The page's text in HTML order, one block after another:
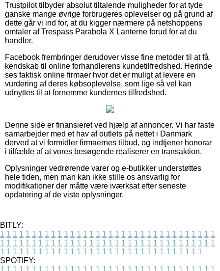
Trustpilot tilbyder absolut tiltalende muligheder for at tyde
ganske mange øvrige forbrugeres oplevelser og på grund af
dette går vi ind for, at du kigger nærmere på netshoppens
omtaler af Trespass Parabola X Lanterne forud for at du
handler.
Facebook frembringer derudover visse fine metoder til at få
kendskab til online forhandlerens kundetilfredshed. Herinde
ses faktisk online firmaer hvor det er muligt at levere en
vurdering af deres købsoplevelse, som lige så vel kan
udnyttes til at fornemme kundernes tilfredshed.
Denne side er finansieret ved hjælp af annoncer. Vi har faste
samarbejder med et hav af outlets på nettet i Danmark
derved at vi formidler firmaernes tilbud, og indtjener honorar
i tilfælde af at vores besøgende realiserer en transaktion.
Oplysninger vedrørende varer og e-butikker understøttes
hele tiden, men man kan ikke stille os ansvarlig for
modifikationer der måtte være iværksat efter seneste
opdatering af de viste oplysninger.
BITLY:
1 1 1 1 1 1 1 1 1 1 1 1 1 1 1 1 1 1 1 1 1 1 1 1 1 1 1 1 1 1 1 1 1 1
1 1 1 1 1 1 1 1 1 1 1 1 1 1 1 1 1 1 1 1 1 1 1 1 1 1 1 1 1 1 1 1 1 1
1 1 1 1 1 1 1 1 1 1 1 1 1 1 1 1 1 1 1 1 1 1 1 1 1 1 1 1 1 1 1 1
SPOTIFY:
1 1 1 1 1 1 1 1 1 1 1 1 1 1 1 1 1 1 1 1 1 1 1 1 1 1 1 1 1 1 1 1 1 1